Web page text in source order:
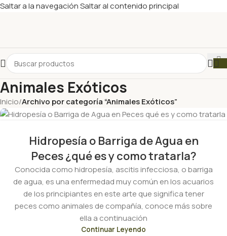
Saltar a la navegaciónSaltar al contenido principal
Animales Exóticos
Inicio/Archivo por categoría “Animales Exóticos”
Hidropesía o Barriga de Agua en
Peces ¿qué es y como tratarla?
Conocida como hidropesía, ascitis infecciosa, o barriga
de agua, es una enfermedad muy común en los acuarios
de los principiantes en este arte que significa tener
peces como animales de compañía, conoce más sobre
ella a continuación
Continuar Leyendo